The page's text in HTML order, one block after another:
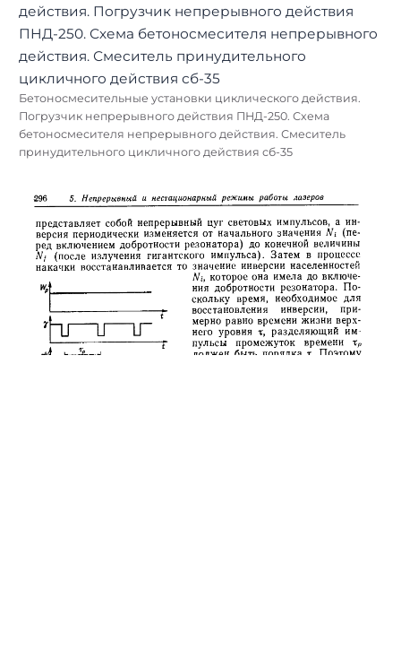
Бетоносмесительные установки циклического действия.
Погрузчик непрерывного действия ПНД-250. Схема
бетоносмесителя непрерывного действия. Смеситель
принудительного цикличного действия сб-35